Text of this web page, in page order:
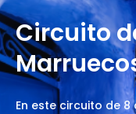
Circuito
En este circuito de